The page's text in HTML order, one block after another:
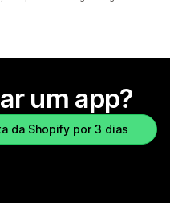
um app?
da Shopify por 3 dias